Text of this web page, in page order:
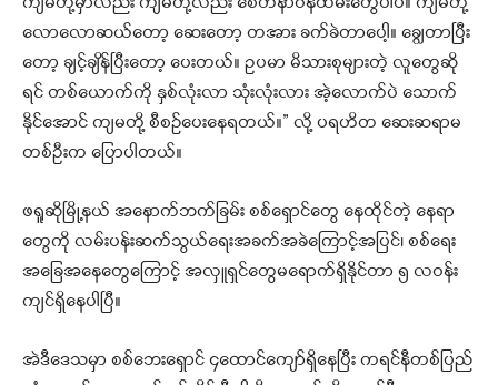
လောလောဆယ်တော့ ဆေးတော့ တအား ခက်ခဲတာပေါ့။ ချွေတာပြီး
တော့ ချင့်ချိန်ပြီးတော့ ပေးတယ်။ ဥပမာ မိသားစုများတဲ့ လူတွေဆို
ရင် တစ်ယောက်ကို နှစ်လုံးလာ သုံးလုံးလား အဲ့လောက်ပဲ သောက်
နိုင်အောင် ကျမတို့ စီစဉ်ပေးနေရတယ်။” လို့ ပရဟိတ ဆေးဆရာမ
တစ်ဦးက ပြောပါတယ်။
ဖရူဆိုမြို့နယ် အနောက်ဘက်ခြမ်း စစ်ရှောင်တွေ နေထိုင်တဲ့ နေရာ
တွေကို လမ်းပန်းဆက်သွယ်ရေးအခက်အခဲကြောင့်အပြင်၊ စစ်ရေး
အခြေအနေတွေကြောင့် အလှူရှင်တွေမရောက်ရှိနိုင်တာ ၅ လဝန်း
ကျင်ရှိနေပါပြီ။
အဲဒီဒေသမှာ စစ်ဘေးရှောင် ၄ထောင်ကျော်ရှိနေပြီး ကရင်နီတစ်ပြည်